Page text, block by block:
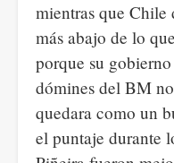
mientras que Chile
más abajo de lo
porque su
dómines del BM
quedara como un
el puntaje durante